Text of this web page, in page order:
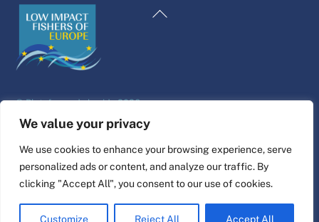
We value your privacy
We use cookies to enhance your browsing experience, serve
personalized ads or content, and analyze our traffic. By
clicking "Accept All", you consent to our use of cookies.
Customize Reject All Accept All
Volver
©Plataforma de la vida2026
Diseño y construcción del sitio web por
Conectar
English
Croatian
Dutch